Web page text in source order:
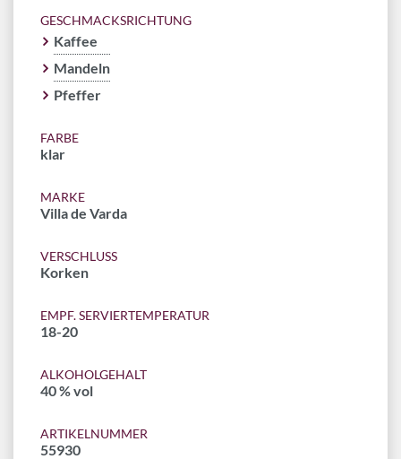
GESCHMACKSRICHTUNG
Kaffee
Mandeln
Pfeffer
FARBE
klar
MARKE
Villa de Varda
VERSCHLUSS
Korken
EMPF. SERVIERTEMPERATUR
18-20
ALKOHOLGEHALT
40 % vol
ARTIKELNUMMER
55930